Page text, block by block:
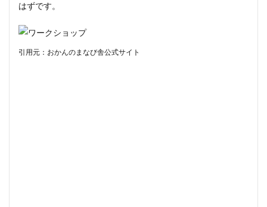
はずです。
引用元：おかんのまなび舎公式サイト